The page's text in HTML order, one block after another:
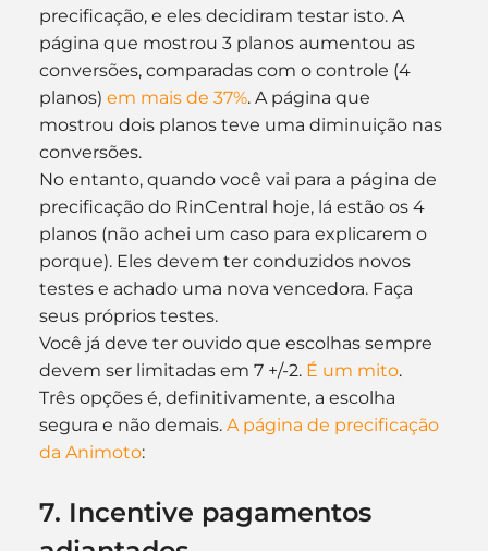
precificação, e eles decidiram testar isto. A
página que mostrou 3 planos aumentou as
conversões, comparadas com o controle (4
planos) em mais de 37%. A página que
mostrou dois planos teve uma diminuição nas
conversões.
No entanto, quando você vai para a página de
precificação do RinCentral hoje, lá estão os 4
planos (não achei um caso para explicarem o
porque). Eles devem ter conduzidos novos
testes e achado uma nova vencedora. Faça
seus próprios testes.
Você já deve ter ouvido que escolhas sempre
devem ser limitadas em 7 +/-2. É um mito.
Três opções é, definitivamente, a escolha
segura e não demais. A página de precificação
da Animoto:
7. Incentive pagamentos